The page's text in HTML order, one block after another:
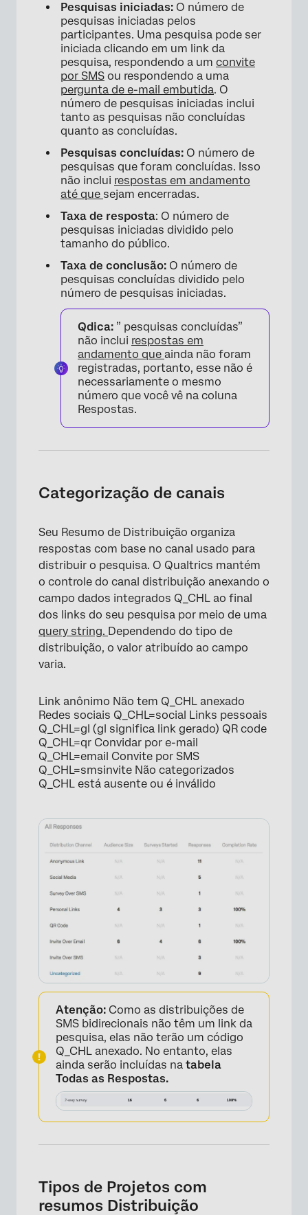
×
Pesquisas iniciadas: O número de
pesquisas iniciadas pelos
participantes. Uma pesquisa pode ser
iniciada clicando em um link da
pesquisa, respondendo a um convite
por SMS ou respondendo a uma
pergunta de e-mail embutida. O
número de pesquisas iniciadas inclui
tanto as pesquisas não concluídas
quanto as concluídas.
Pesquisas concluídas: O número de
pesquisas que foram concluídas. Isso
não inclui respostas em andamento
até que sejam encerradas.
Taxa de resposta: O número de
pesquisas iniciadas dividido pelo
tamanho do público.
Taxa de conclusão: O número de
pesquisas concluídas dividido pelo
número de pesquisas iniciadas.
Qdica: ” pesquisas concluídas”
não inclui respostas em
andamento que ainda não foram
registradas, portanto, esse não é
necessariamente o mesmo
número que você vê na coluna
Respostas.
Categorização de canais
Seu Resumo de Distribuição organiza
respostas com base no canal usado para
distribuir o pesquisa. O Qualtrics mantém
o controle do canal distribuição anexando o
campo dados integrados Q_CHL ao final
dos links do seu pesquisa por meio de uma
query string. Dependendo do tipo de
distribuição, o valor atribuído ao campo
varia.
Link anônimo Não tem Q_CHL anexado
Redes sociais Q_CHL=social Links pessoais
Q_CHL=gl (gl significa link gerado) QR code
Q_CHL=qr Convidar por e-mail
Q_CHL=email Convite por SMS
Q_CHL=smsinvite Não categorizados
Q_CHL está ausente ou é inválido
Atenção: Como as distribuições de
SMS bidirecionais não têm um link da
pesquisa, elas não terão um código
Q_CHL anexado. No entanto, elas
ainda serão incluídas na tabela
Todas as Respostas.
Tipos de Projetos com
resumos Distribuição